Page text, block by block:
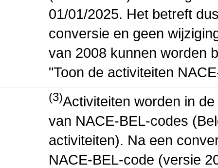
01/01/2025. Het betreft
conversie en geen
van 2008 kunnen worden
"Toon de activiteiten
(3)Activiteiten worden in
van NACE-BEL-codes
activiteiten). Na een
NACE-BEL-code (versie